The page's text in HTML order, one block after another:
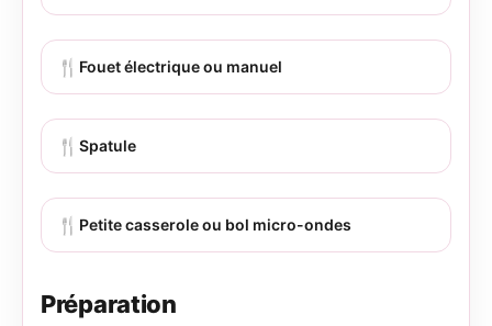
🍴 Fouet électrique ou manuel
🍴 Spatule
🍴 Petite casserole ou bol micro-ondes
Préparation